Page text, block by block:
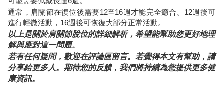
通常，肩關節在復位後需要12至16週才能完全癒合。12週後可
進行輕微活動，16週後可恢復大部分正常活動。
以上是關於肩關節脫位的詳細解析，希望能幫助您更好地理
解與應對這一問題。
若有任何疑問，歡迎在評論區留言。若覺得本文有幫助，請
分享給更多人。期待您的反饋，我們將持續為您提供更多健
康資訊。